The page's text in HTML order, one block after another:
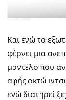
Και ενώ το
φέρνει μια
μοντέλο που
αφής οκτώ
ενώ διατηρεί